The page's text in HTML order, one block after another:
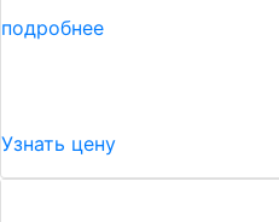
подробнее
Узнать цену